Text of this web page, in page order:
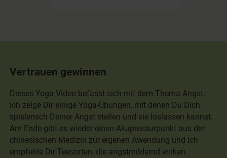
Vertrauen gewinnen
Dieses Yoga Video befasst sich mit dem Thema Angst.
Ich zeige Dir einige Yoga-Übungen, mit denen Du Dich
spielerisch Deiner Angst stellen und sie loslassen kannst.
Am Ende gibt es wieder einen Akupressurpunkt aus der
chinesischen Medizin zur eigenen Awendung und ich
empfehle Dir Teesorten, die angstmildernd wirken.